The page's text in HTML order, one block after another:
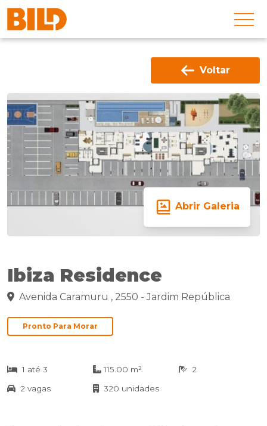
Voltar
Abrir Galeria
Ibiza Residence
Avenida Caramuru , 2550 - Jardim República
Pronto Para Morar
1 até 3 115.00 m²
2
2 vagas
320 unidades